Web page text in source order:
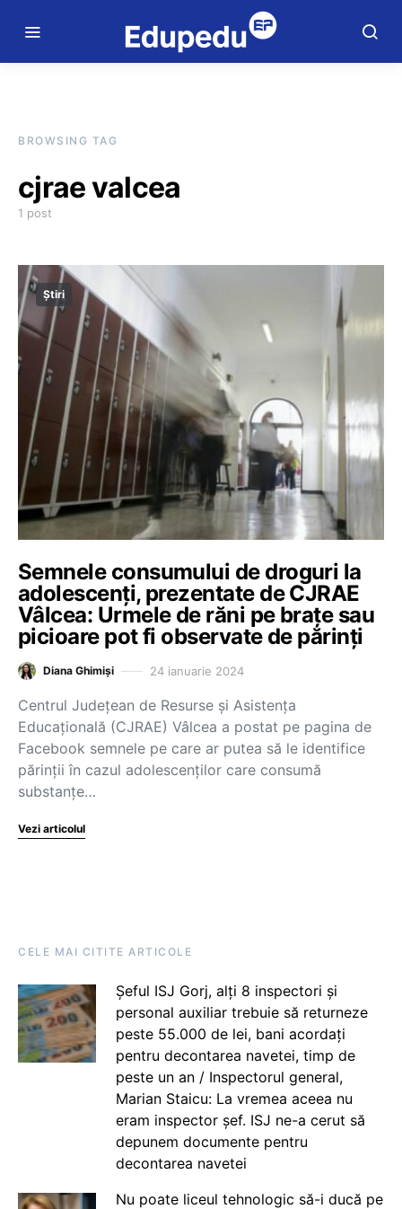
BROWSING TAG
cjrae valcea
1 post
Știri
Semnele consumului de droguri la
adolescenți, prezentate de CJRAE
Vâlcea: Urmele de răni pe brațe sau
picioare pot fi observate de părinți
Diana Ghimiși 24 ianuarie 2024
Centrul Județean de Resurse și Asistența
Educațională (CJRAE) Vâlcea a postat pe pagina de
Facebook semnele pe care ar putea să le identifice
părinții în cazul adolescenților care consumă
substanțe…
Vezi articolul
CELE MAI CITITE ARTICOLE
Șeful ISJ Gorj, alți 8 inspectori și
personal auxiliar trebuie să returneze
peste 55.000 de lei, bani acordați
pentru decontarea navetei, timp de
peste un an / Inspectorul general,
Marian Staicu: La vremea aceea nu
eram inspector șef. ISJ ne-a cerut să
depunem documente pentru
decontarea navetei
Nu poate liceul tehnologic să-i ducă pe